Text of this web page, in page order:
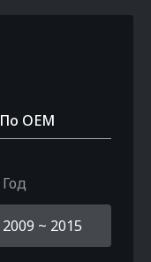
По OEM
Год
2009 ~ 2015